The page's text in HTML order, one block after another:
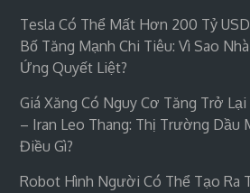
Tesla Có Thể Mất Hơn 200 Tỷ
Bố Tăng Mạnh Chi Tiêu: Vì Sao
Ứng Quyết Liệt?
Giá Xăng Có Nguy Cơ Tăng Trở
– Iran Leo Thang: Thị Trường Dầu
Điều Gì?
Robot Hình Người Có Thể Tạo Ra